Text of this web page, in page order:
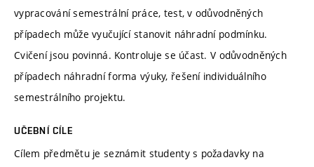
vypracování semestrální práce, test, v odůvodněných
případech může vyučující stanovit náhradní podmínku.
Cvičení jsou povinná. Kontroluje se účast. V odůvodněných
případech náhradní forma výuky, řešení individuálního
semestrálního projektu.
UČEBNÍ CÍLE
Cílem předmětu je seznámit studenty s požadavky na